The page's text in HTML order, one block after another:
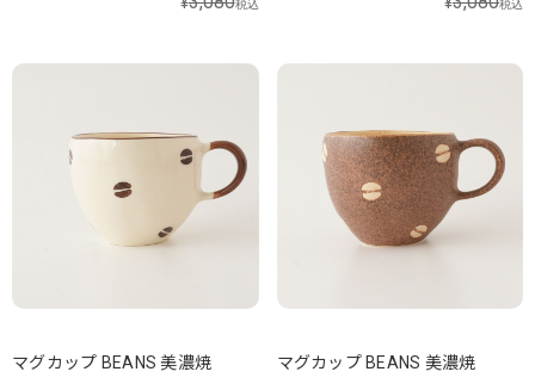
税込 税込
マグカップ BEANS 美濃焼 マグカップ BEANS 美濃焼